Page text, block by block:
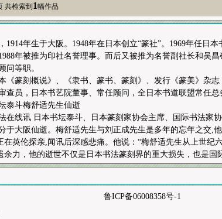
共检索到 1幅作品
1914年生于大阪。1948年在日本创立“篆社”。1969年任日
年被推为印社名誉理事。而后又被推为名誉副社长和吴
问等职。
《篆刻概说》、《隶书、篆书、篆刻》、发行《篆美》杂
查员，日本书艺院董事、常任顾问，全日本书道联盟常任总
泰斗梅舒适先生仙逝
在线讯 日本书坛泰斗、日本篆刻家协会主席、国际书法家
于大阪仙逝。梅舒适先生与刘正成先生是多年的忘年之交,
在英伦探亲,闻讯后深感悲痛。他说：“梅舒适先生从上世纪
余力，他的逝世不仅是日本书法篆刻界的重大损失，也是国
鲁ICP备06008358号-1